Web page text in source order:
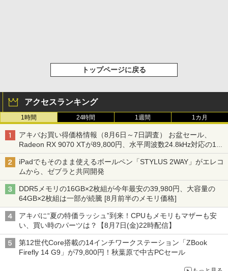
トップページに戻る
アクセスランキング
1時間 24時間 1週間 1カ月
アキバお買い得価格情報（8月6日～7日調査） お盆セール、
Radeon RX 9070 XTが89,800円、水平周波数24.8kHz対応の17
型モニターが9,801円、暑さ指数連動セール ほか
iPadでもそのまま使えるボールペン「STYLUS 2WAY」がエレコ
ムから、ゼブラと共同開発
DDR5メモリの16GB×2枚組が今年最安の39,980円、大容量の
64GB×2枚組は一部が続騰 [8月前半のメモリ価格]
アキバに“夏の特価ラッシュ”到来！CPUもメモリもマザーも安
い、買い時のパーツは？【8月7日(金)22時配信】
第12世代Core搭載の14インチワークステーション「ZBook
Firefly 14 G9」が79,800円！秋葉原で中古PCセール